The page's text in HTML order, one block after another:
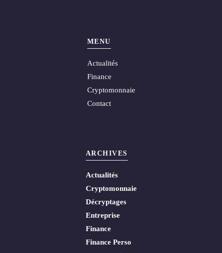
MENU
Actualités
Finance
Cryptomonnaie
Contact
ARCHIVES
Actualités
Cryptomonnaie
Décryptages
Entreprise
Finance
Finance Perso